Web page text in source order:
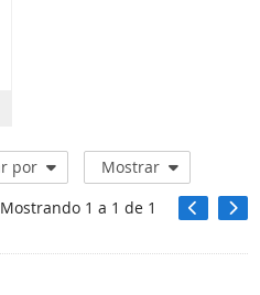
por
Mostrar
Mostrando 1 a 1 de 1